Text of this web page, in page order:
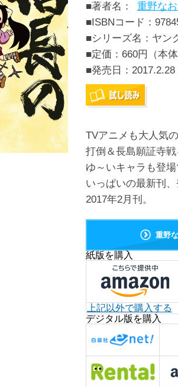
■著者名：
重野な
■ISBNコード：
■シリーズ名：ヤン
■定価：660円（本
■発売日： 2017.2.28
TVアニメも大人気
打倒＆長島願証寺
ゆ～いキャラも登
いっぱいの最新刊
2017年2月刊。
重野
紙版を購入
上記以外で購入する
デジタル版を購入